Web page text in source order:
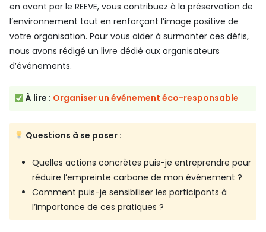
en avant par le REEVE, vous contribuez à la préservation de
l’environnement tout en renforçant l’image positive de
votre organisation. Pour vous aider à surmonter ces défis,
nous avons rédigé un livre dédié aux organisateurs
d’événements.
À lire : Organiser un événement éco-responsable
Questions à se poser :
Quelles actions concrètes puis-je entreprendre pour
réduire l’empreinte carbone de mon événement ?
Comment puis-je sensibiliser les participants à
l’importance de ces pratiques ?